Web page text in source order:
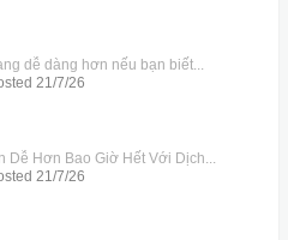
dễ dàng hơn nếu bạn biết...
21/7/26
Dễ Hơn Bao Giờ Hết Với Dịch...
21/7/26